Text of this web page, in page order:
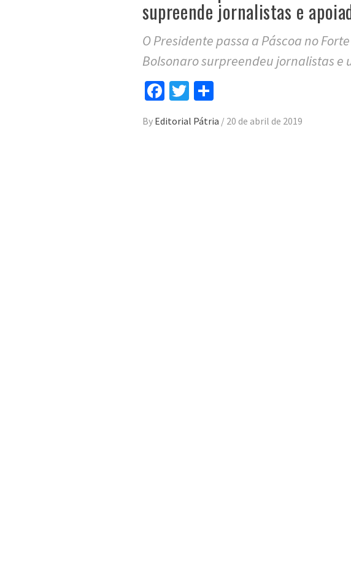
supreende jornalistas e
O Presidente passa a Páscoa no
Bolsonaro surpreendeu jornalistas e
Facebook
Twitter
By Editorial Pátria / 20 de abril de 2019